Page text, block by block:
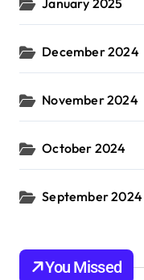
January 2025
December 2024
November 2024
October 2024
September 2024
You Missed